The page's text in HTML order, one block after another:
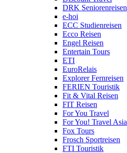
DRK Seniorenreisen
e-hoi
ECC Studienreisen
Ecco Reisen
Engel Reisen
Entertain Tours
ETI
EuroRelais
Explorer Fernreisen
FERIEN Touristik
Fit & Vital Reisen
FIT Reisen
For You Travel
For You! Travel Asia
Fox Tours
Frosch Sportreisen
FTI Touristik